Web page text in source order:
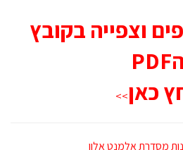
וצפייה בקובץ
הPDF
כאן>>
מסדרת אלמנט אלון